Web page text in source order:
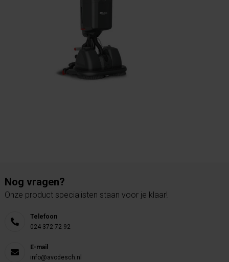
Nog vragen?
Onze product specialisten staan voor je klaar!
Telefoon
024 372 72 92
E-mail
info@avodesch.nl